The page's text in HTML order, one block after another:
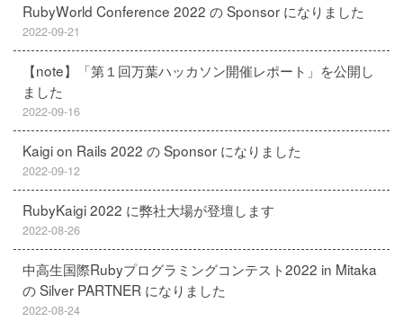
RubyWorld Conference 2022 の Sponsor になりました
2022-09-21
【note】「第１回万葉ハッカソン開催レポート」を公開し
ました
2022-09-16
Kaigi on Rails 2022 の Sponsor になりました
2022-09-12
RubyKaigi 2022 に弊社大場が登壇します
2022-08-26
中高生国際Rubyプログラミングコンテスト2022 in Mitaka
の Silver PARTNER になりました
2022-08-24